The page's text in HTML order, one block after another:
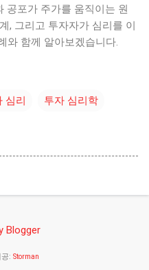
공포가 주가를 움직이는 원
, 그리고 투자자가 심리를 이
와 함께 알아보겠습니다.
심리 투자 심리학
Blogger
: Storman